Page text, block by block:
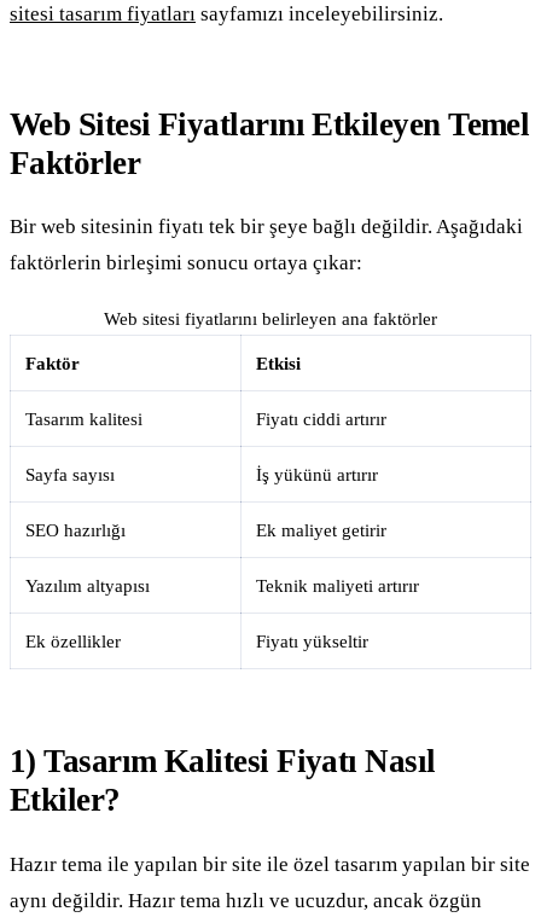
sitesi tasarım fiyatları sayfamızı inceleyebilirsiniz.
Web Sitesi Fiyatlarını Etkileyen Temel
Faktörler
Bir web sitesinin fiyatı tek bir şeye bağlı değildir. Aşağıdaki
faktörlerin birleşimi sonucu ortaya çıkar:
Web sitesi fiyatlarını belirleyen ana faktörler
Faktör Etkisi
Tasarım kalitesi Fiyatı ciddi artırır
Sayfa sayısı İş yükünü artırır
SEO hazırlığı Ek maliyet getirir
Yazılım altyapısı Teknik maliyeti artırır
Ek özellikler Fiyatı yükseltir
1) Tasarım Kalitesi Fiyatı Nasıl
Etkiler?
Hazır tema ile yapılan bir site ile özel tasarım yapılan bir site
aynı değildir. Hazır tema hızlı ve ucuzdur, ancak özgün